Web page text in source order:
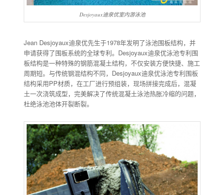
Desjoyaux迪泉优室内游泳池
Jean Desjoyaux迪泉优先生于1978年发明了泳池围板结构，并
申请获得了围板系统的全球专利。Desjoyaux迪泉优泳池专利围
板结构是一种特殊的钢筋混凝土结构，不仅安装方便快捷、施工
周期短。与传统钢混结构不同，Desjoyaux迪泉优泳池专利围板
结构采用PP材质，在工厂进行预组装，现场拼接完成后，混凝
土一次浇筑成型，完美解决了传统混凝土泳池热胀冷缩的问题，
杜绝泳池池体开裂断裂。